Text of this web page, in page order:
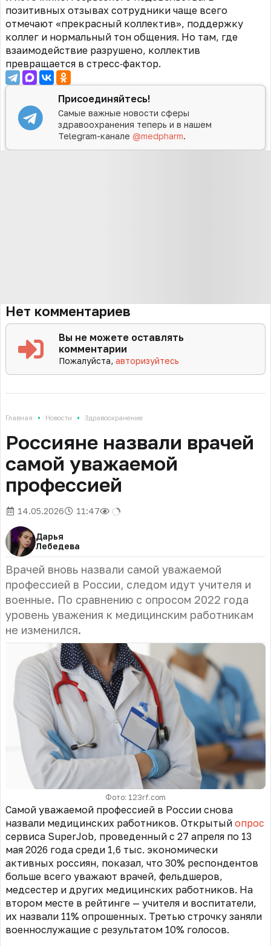
позитивных отзывах сотрудники чаще всего
отмечают «прекрасный коллектив», поддержку
коллег и нормальный тон общения. Но там, где
взаимодействие разрушено, коллектив
превращается в стресс‑фактор.
Присоединяйтесь!
Самые важные новости сферы
здравоохранения теперь и в нашем
Telegram-канале@medpharm.
Нет комментариев
Вы не можете оставлять
комментарии
Пожалуйста,авторизуйтесь
Главная • Новости • Здравоохранение
Россияне назвали врачей
самой уважаемой
профессией
14.05.2026 11:47
Дарья
Лебедева
Врачей вновь назвали самой уважаемой
профессией в России, следом идут учителя и
военные. По сравнению с опросом 2022 года
уровень уважения к медицинским работникам
не изменился.
Фото: 123rf.com
Самой уважаемой профессией в России снова
назвали медицинских работников. Открытый опрос
сервиса SuperJob, проведенный с 27 апреля по 13
мая 2026 года среди 1,6 тыс. экономически
активных россиян, показал, что 30% респондентов
больше всего уважают врачей, фельдшеров,
медсестер и других медицинских работников. На
втором месте в рейтинге — учителя и воспитатели,
их назвали 11% опрошенных. Третью строчку заняли
военнослужащие с результатом 10% голосов.